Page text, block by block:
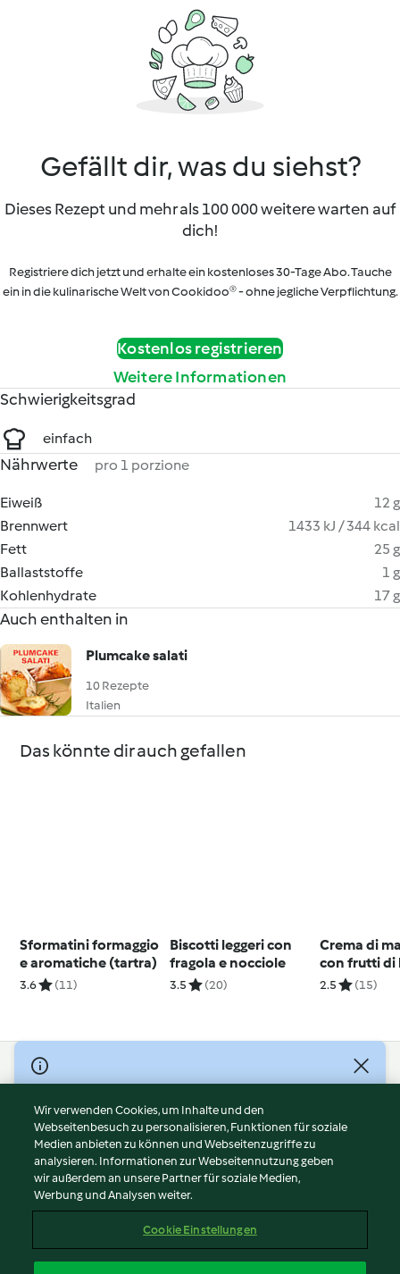
Gefällt dir, was du siehst?
Dieses Rezept und mehr als 100 000 weitere warten auf
dich!
Registriere dich jetzt und erhalte ein kostenloses 30-Tage Abo. Tauche
ein in die kulinarische Welt von Cookidoo® - ohne jegliche Verpflichtung.
Kostenlos registrieren
Weitere Informationen
Schwierigkeitsgrad
einfach
Nährwerte pro 1 porzione
Eiweiß
12 g
Brennwert
1433 kJ / 344 kcal
Fett
25 g
Ballaststoffe
1 g
Kohlenhydrate
17 g
Auch enthalten in
Plumcake salati
10 Rezepte
Italien
Das könnte dir auch gefallen
Sformatini formaggio
e aromatiche (tartra)
3.6 (11)
Biscotti leggeri con
fragola e nocciole
3.5 (20)
Crema di
con frutti di
2.5 (15)
© Copyright 2026
Nutzungsbedingungen
Datenschutzrichtlinien
Disclaimer
Impressum
Cookies
Abo kündigen
Wir verwenden Cookies, um Inhalte und den
Webseitenbesuch zu personalisieren, Funktionen für soziale
Medien anbieten zu können und Webseitenzugriffe zu
analysieren. Informationen zur Webseitennutzung geben
wir außerdem an unsere Partner für soziale Medien,
Werbung und Analysen weiter.
Cookie Einstellungen